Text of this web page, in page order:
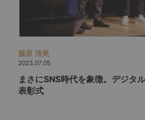
藤原 清美
2023.07.05
まさにSNS時代を象徴。デジタ
表彰式